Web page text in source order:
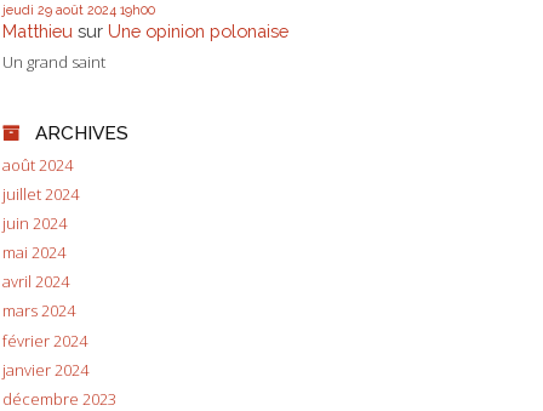
jeudi 29 août 2024 19h00
Matthieu sur Une opinion polonaise
Un grand saint
ARCHIVES
août 2024
juillet 2024
juin 2024
mai 2024
avril 2024
mars 2024
février 2024
janvier 2024
décembre 2023